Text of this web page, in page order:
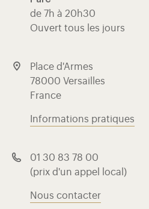
de 7h à 20h30
Ouvert tous les jours
Place d'Armes
78000 Versailles
France
Informations pratiques
01 30 83 78 00
(prix d'un appel local)
Nous contacter